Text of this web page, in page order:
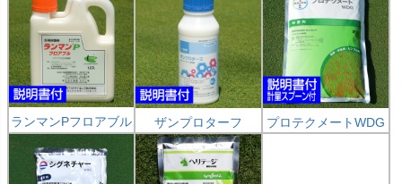
ランマンPフロアブル ザンプロターフ プロテクメートWDG